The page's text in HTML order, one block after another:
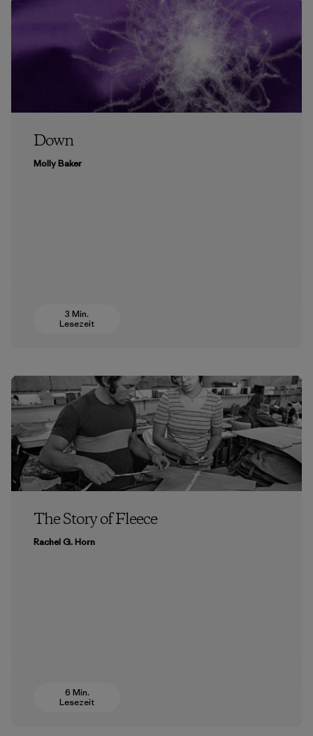
Down
Molly Baker
3 Min.
Lesezeit
The Story of Fleece
Rachel G. Horn
6 Min.
Lesezeit